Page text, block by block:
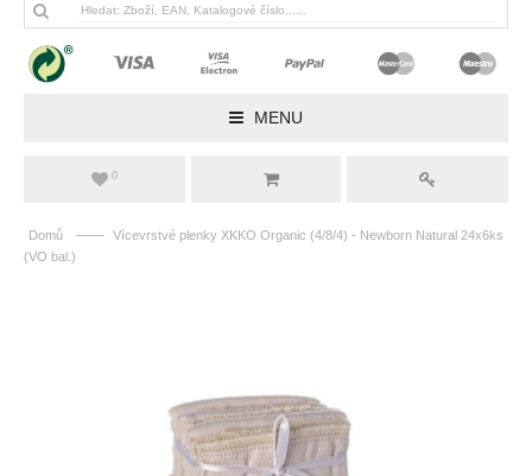
MENU
0
Domů —— Vícevrstvé plenky XKKO Organic (4/8/4) - Newborn Natural 24x6ks
(VO bal.)